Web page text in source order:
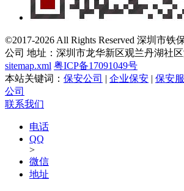
©2017-2026 All Rights Reserved 深圳市铁
公司 地址：深圳市龙华新区观兰丹湖社
sitemap.xml 粤ICP备17091049号
本站关键词： 保安公司 | 企业保安 | 保安
公司
联系我们
电话
QQ
>
微信
地址